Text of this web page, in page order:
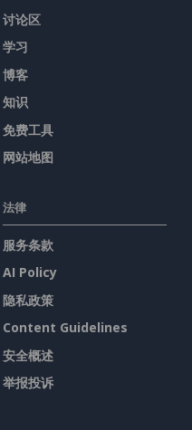
讨论区
学习
博客
知识
免费工具
网站地图
法律
服务条款
AI Policy
隐私政策
Content Guidelines
安全概述
举报投诉